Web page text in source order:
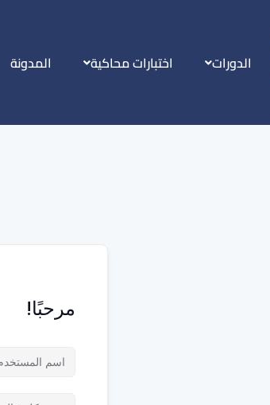
الدورات اختبارات محاكية المدونة
مرحبًا!